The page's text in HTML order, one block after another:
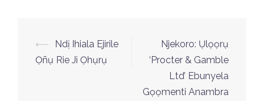
⟵
Ndị Ihiala Ejirile
Ọñụ Rie Ji Ọhụrụ
Njekoro: Ụlọọrụ
‘Procter & Gamble
Ltd’ Ebunyela
Gọọmenti Anambra